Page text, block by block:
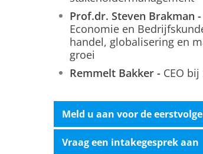
Prof.dr. Steven Brakman -
Economie en
handel, globalisering en
groei
Remmelt Bakker - CEO
Meld u aan voor de
Vraag een intakegesprek aan